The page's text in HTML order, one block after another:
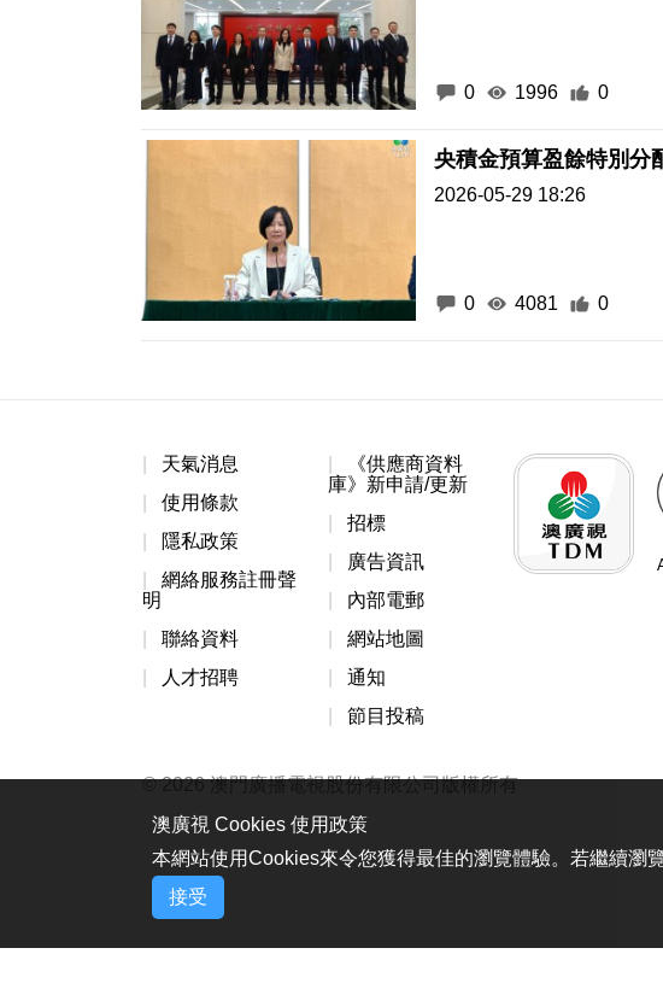
0 1996 0
央積金預算盈餘特別分
2026-05-29 18:26
0 4081 0
天氣消息
使用條款
隱私政策
網絡服務註冊聲
明
聯絡資料
人才招聘
《供應商資料
庫》新申請/更新
招標
廣告資訊
內部電郵
網站地圖
通知
節目投稿
© 2026 澳門廣播電視股份有限公司版權所有
澳廣視 Cookies 使用政策
本網站使用Cookies來令您獲得最佳的瀏覽體驗。若繼續瀏
接受